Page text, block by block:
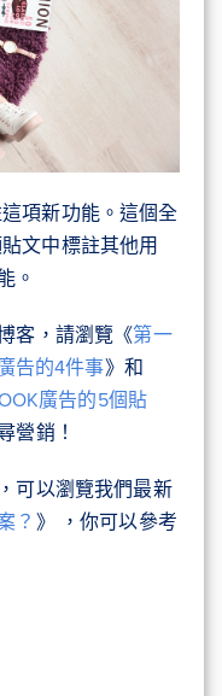
項新功能。這個全
文中標註其他用
。
客，請瀏覽《第一
告的4件事》和
廣告的5個貼
營銷！
可以瀏覽我們最新
？ 》 ，你可以參考